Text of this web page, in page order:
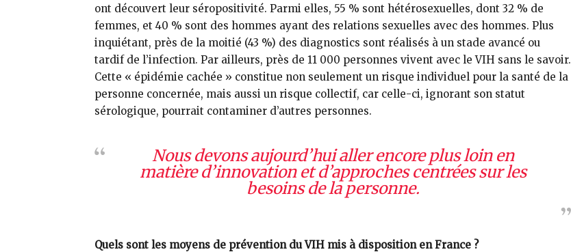
ont découvert leur séropositivité. Parmi elles, 55 % sont hétérosexuelles, dont 32 % de
femmes, et 40 % sont des hommes ayant des relations sexuelles avec des hommes. Plus
inquiétant, près de la moitié (43 %) des diagnostics sont réalisés à un stade avancé ou
tardif de l’infection. Par ailleurs, près de 11 000 personnes vivent avec le VIH sans le savoir.
Cette « épidémie cachée » constitue non seulement un risque individuel pour la santé de la
personne concernée, mais aussi un risque collectif, car celle-ci, ignorant son statut
sérologique, pourrait contaminer d’autres personnes.
Nous devons aujourd’hui aller encore plus loin en
matière d’innovation et d’approches centrées sur les
besoins de la personne.
Quels sont les moyens de prévention du VIH mis à disposition en France ?